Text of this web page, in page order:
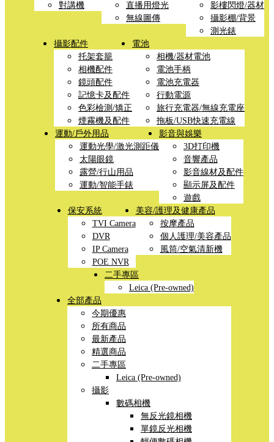
對講機
直播用燈光
無線圖傳
影樓閃燈/器材
攝影棚/背景
測光錶
攝影配件
托架套籠
相機配件
鏡頭配件
記憶卡及配件
色彩檢測/矯正
煙霧機及配件
電池
相機/器材電池
電池手柄
電池充電器
行動電源
旅行充電器/無線充電座
拖板/USB快速充電線
運動/戶外用品
運動光學/激光測距儀
太陽眼鏡
露營/行山用品
運動/智能手錶
影音與娛樂
3D打印機
音響產品
影音線材及配件
顯示屏及配件
遊戲
保安系統
TVI Camera
DVR
IP Camera
POE NVR
美容/護理及健康產品
按摩產品
個人護理/美容產品
風筒/空氣清新機
二手專區
Leica (Pre-owned)
全部產品
今期優惠
所有商品
最新產品
精選商品
二手專區
Leica (Pre-owned)
攝影
數碼相機
無反光鏡相機
單鏡反光相機